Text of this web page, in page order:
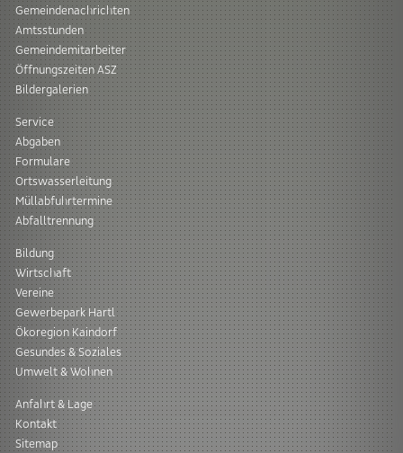
Gemeindenachrichten
Amtsstunden
Gemeindemitarbeiter
Öffnungszeiten ASZ
Bildergalerien
Service
Abgaben
Formulare
Ortswasserleitung
Müllabfuhrtermine
Abfalltrennung
Bildung
Wirtschaft
Vereine
Gewerbepark Hartl
Ökoregion Kaindorf
Gesundes & Soziales
Umwelt & Wohnen
Anfahrt & Lage
Kontakt
Sitemap